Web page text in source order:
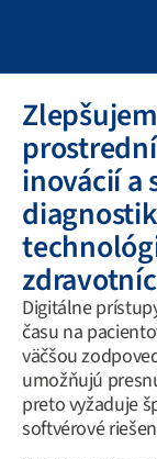
inovácií a
Digitálne
času na
väčšou
umožňujú
preto vyžaduje
softvérové